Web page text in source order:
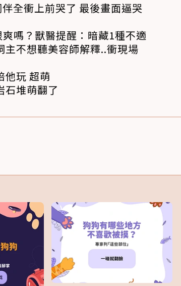
全衝上前哭了 最後畫面逼哭
嗎？獸醫提醒：暗藏1種不適
不想聽美容師解釋..衝現場
他玩 超萌
石堆萌翻了